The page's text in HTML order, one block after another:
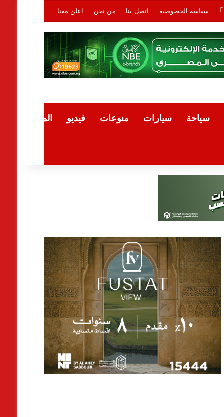
سياسة الخصوصية اتصل بنا من نحن اعلن معنا
سياحة سيارات منوعات فيديو المقالات